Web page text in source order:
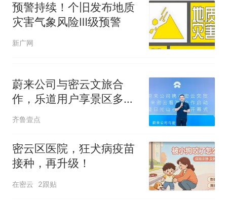
预警持续！个旧发布地质
灾害气象风险Ⅲ级预警
新广网
蔚来公司与密云文旅合
作，乐道用户享景区多重
优惠专属权益
齐鲁壹点
密云区医院，狂犬病疫苗
接种，再升级！
在密云 2跟贴